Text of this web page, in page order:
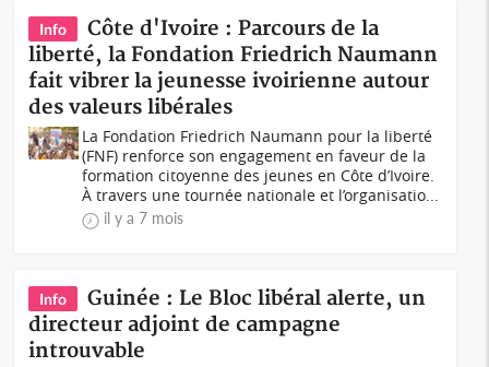
Info
Côte d'Ivoire : Parcours de la
liberté, la Fondation Friedrich Naumann
fait vibrer la jeunesse ivoirienne autour
des valeurs libérales
La Fondation Friedrich Naumann pour la liberté
(FNF) renforce son engagement en faveur de la
formation citoyenne des jeunes en Côte d’Ivoire.
À travers une tournée nationale et l’organisatio...
il y a 7 mois
Info
Guinée : Le Bloc libéral alerte, un
directeur adjoint de campagne
introuvable